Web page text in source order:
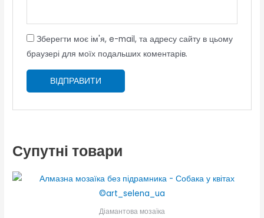
Зберегти моє ім'я, e-mail, та адресу сайту в цьому
браузері для моїх подальших коментарів.
Супутні товари
Діамантова мозаїка